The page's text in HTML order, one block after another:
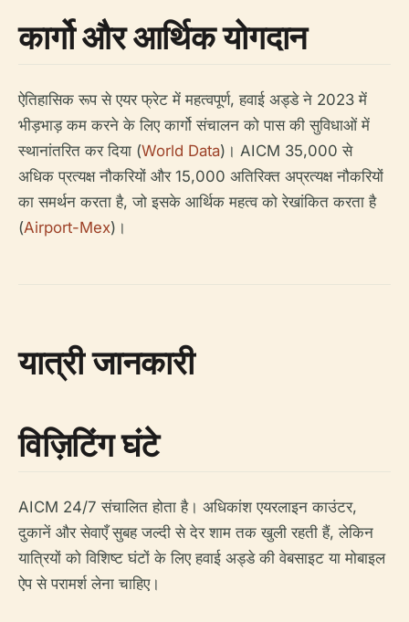
कार्गो और आर्थिक योगदान
ऐतिहासिक रूप से एयर फ्रेट में महत्वपूर्ण, हवाई अड्डे ने 2023 में
भीड़भाड़ कम करने के लिए कार्गो संचालन को पास की सुविधाओं में
स्थानांतरित कर दिया (World Data)। AICM 35,000 से
अधिक प्रत्यक्ष नौकरियों और 15,000 अतिरिक्त अप्रत्यक्ष नौकरियों
का समर्थन करता है, जो इसके आर्थिक महत्व को रेखांकित करता है
(Airport-Mex)।
यात्री जानकारी
विज़िटिंग घंटे
AICM 24/7 संचालित होता है। अधिकांश एयरलाइन काउंटर,
दुकानें और सेवाएँ सुबह जल्दी से देर शाम तक खुली रहती हैं, लेकिन
यात्रियों को विशिष्ट घंटों के लिए हवाई अड्डे की वेबसाइट या मोबाइल
ऐप से परामर्श लेना चाहिए।